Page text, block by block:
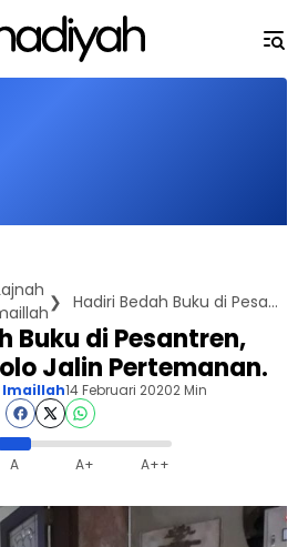
Hadiri Bedah Buku di Pesantren, Ahmadiyah Solo Jalin Pertemanan.
Buku di Pesantren,
Jalin Pertemanan.
Imaillah14 Februari 20202 Min
A A+ A++